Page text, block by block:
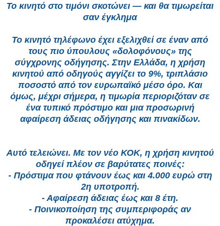
Το κινητό στο τιμόνι σκοτώνει — και θα τιμωρείται
σαν έγκλημα
Το κινητό τηλέφωνο έχει εξελιχθεί σε έναν από
τους πιο ύπουλους «δολοφόνους» της
σύγχρονης οδήγησης. Στην Ελλάδα, η χρήση
κινητού από οδηγούς αγγίζει το 9%, τριπλάσιο
ποσοστό από τον ευρωπαϊκό μέσο όρο. Και
όμως, μέχρι σήμερα, η τιμωρία περιοριζόταν σε
ένα τυπικό πρόστιμο και μια προσωρινή
αφαίρεση άδειας οδήγησης και πινακίδων.
Αυτό τελειώνει. Με τον νέο ΚΟΚ, η χρήση κινητού
οδηγεί πλέον σε βαρύτατες ποινές:
- Πρόστιμα που φτάνουν έως και 4.000 ευρώ στη
2η υποτροπή.
- Αφαίρεση άδειας έως και 8 έτη.
- Ποινικοποίηση της συμπεριφοράς αν
προκαλέσει ατύχημα.